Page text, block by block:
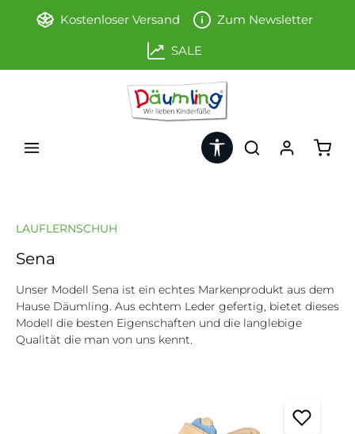
Zum Hauptinhalt springen
Kostenloser Versand Zum Newsletter
SALE
Werkzeugleiste anzeigen
LAUFLERNSCHUH
Sena
Unser Modell Sena ist ein echtes Markenprodukt aus dem
Hause Däumling. Aus echtem Leder gefertig, bietet dieses
Modell die besten Eigenschaften und die langlebige
Qualität die man von uns kennt.